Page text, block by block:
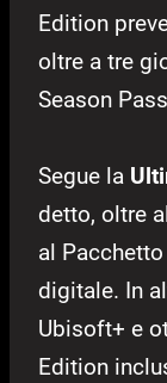
Edition
oltre a tre
Season
Segue la
detto, oltre
al
digitale. In
Ubisoft+ e
Edition